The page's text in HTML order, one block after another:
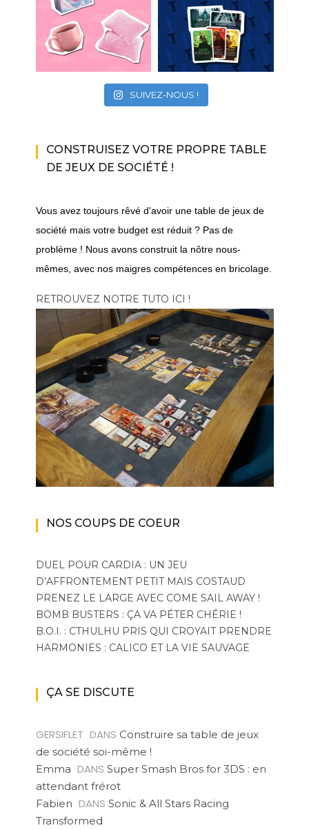
SUIVEZ-NOUS !
CONSTRUISEZ VOTRE PROPRE TABLE
DE JEUX DE SOCIÉTÉ !
Vous avez toujours rêvé d'avoir une table de jeux de
société mais votre budget est réduit ? Pas de
problème ! Nous avons construit la nôtre nous-
mêmes, avec nos maigres compétences en bricolage.
RETROUVEZ NOTRE TUTO ICI !
NOS COUPS DE COEUR
DUEL POUR CARDIA : UN JEU
D’AFFRONTEMENT PETIT MAIS COSTAUD
PRENEZ LE LARGE AVEC COME SAIL AWAY !
BOMB BUSTERS : ÇA VA PÉTER CHÉRIE !
B.O.I. : CTHULHU PRIS QUI CROYAIT PRENDRE
HARMONIES : CALICO ET LA VIE SAUVAGE
ÇA SE DISCUTE
GERSIFLET DANS Construire sa table de jeux
de société soi-même !
Emma DANS Super Smash Bros for 3DS : en
attendant frérot
Fabien DANS Sonic & All Stars Racing
Transformed